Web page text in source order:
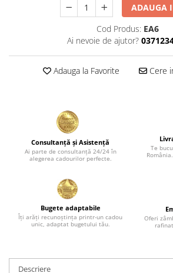
ADAUGA
Cod Produs: EA6
Ai nevoie de ajutor?
Adauga la Favorite Cere
Consultanță și Asistență
Ai parte de consultanță 24/24 în
alegerea cadourilor perfecte.
Te
Bugete adaptabile
Îți arăți recunoștința printr-un cadou
unic, adaptat bugetului tău.
Oferi
Descriere